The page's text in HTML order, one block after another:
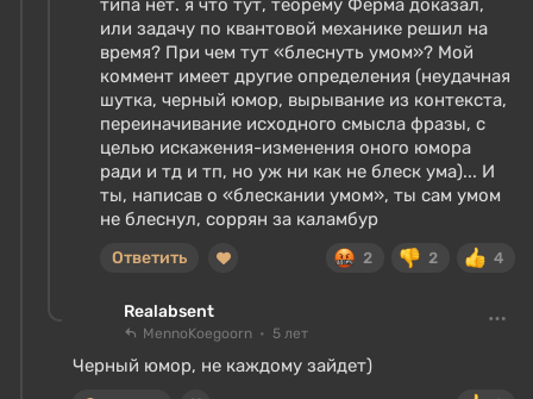
типа нет. я что тут, теорему Ферма доказал,
или задачу по квантовой механике решил на
время? При чем тут «блеснуть умом»? Мой
коммент имеет другие определения (неудачная
шутка, черный юмор, вырывание из контекста,
переиначивание исходного смысла фразы, с
целью искажения-изменения оного юмора
ради и тд и тп, но уж ни как не блеск ума)... И
ты, написав о «блескании умом», ты сам умом
не блеснул, соррян за каламбур
2 2 4
Ответить
Realabsent
MennoKoegoorn 5 лет
Черный юмор, не каждому зайдет)